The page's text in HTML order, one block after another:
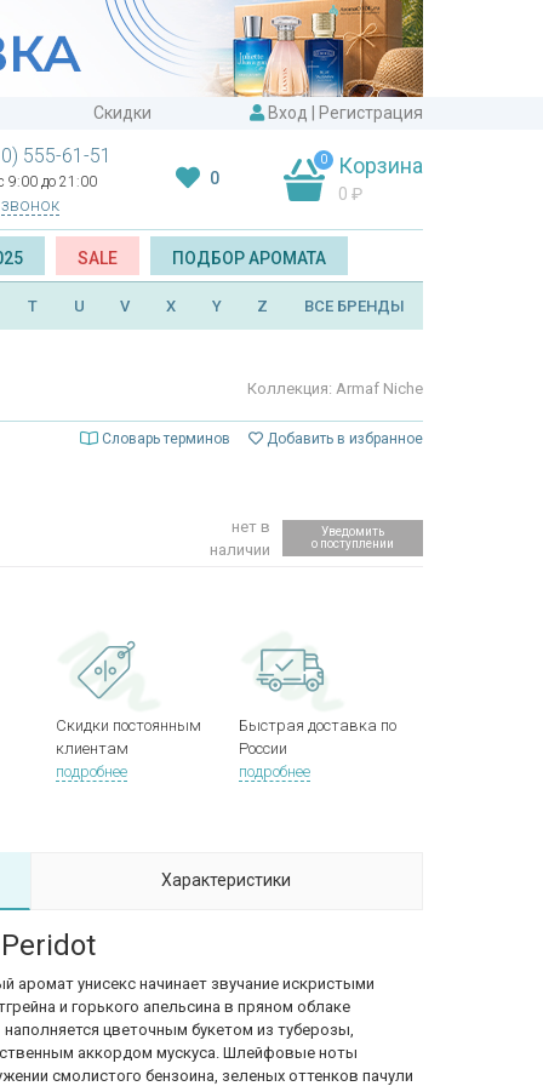
Скидки Вход Регистрация
555-61-51
9:00 до 21:00 0
0 Корзина
0 ₽
SALE ПОДБОР АРОМАТА
T U V X Y Z ВСЕ БРЕНДЫ
Коллекция: Armaf Niche
Словарь терминов Добавить в избранное
нет в
наличии
Уведомить
о поступлении
Скидки постоянным
клиентам
подробнее
Быстрая доставка по
России
подробнее
Характеристики
аромат унисекс начинает звучание искристыми
и горького апельсина в пряном облаке
цветочным букетом из туберозы,
аккордом мускуса. Шлейфовые ноты
смолистого бензоина, зеленых оттенков пачули